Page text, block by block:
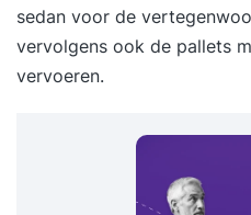
sedan voor de
vervolgens ook de pallets
vervoeren.